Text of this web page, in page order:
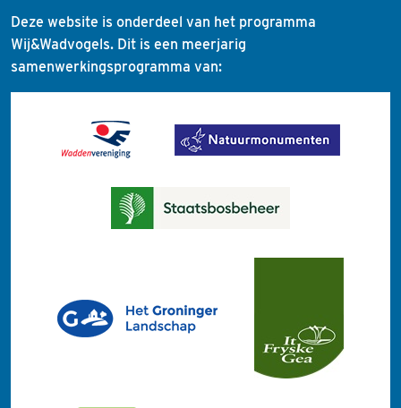
Deze website is onderdeel van het programma
Wij&Wadvogels. Dit is een meerjarig
samenwerkingsprogramma van: